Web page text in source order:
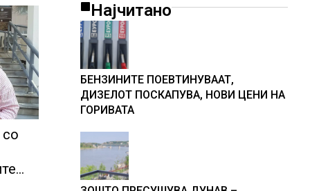
Најчитано
БЕНЗИНИТЕ ПОЕВТИНУВААТ,
ДИЗЕЛОТ ПОСКАПУВА, НОВИ ЦЕНИ НА
ГОРИВАТА